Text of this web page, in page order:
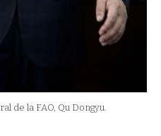
de la FAO, Qu Dongyu.